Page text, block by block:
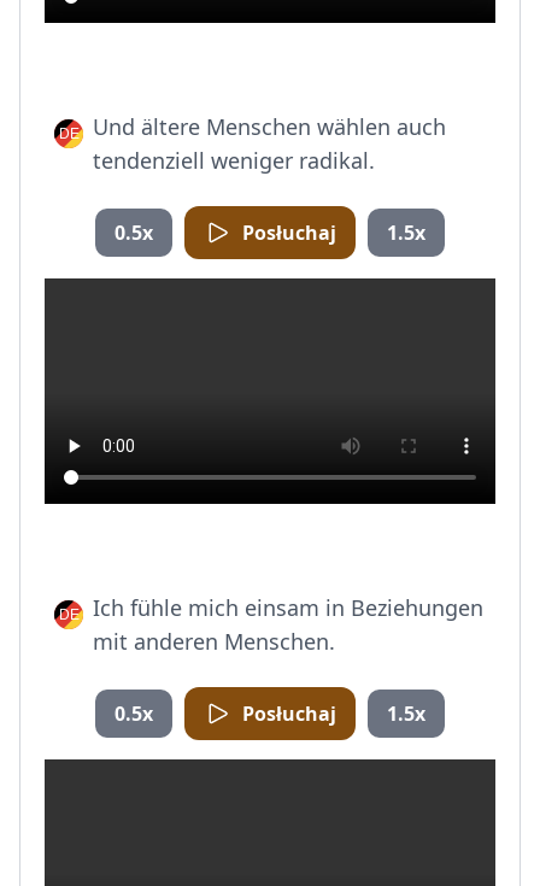
Und ältere Menschen wählen auch
tendenziell weniger radikal.
0.5x Posłuchaj 1.5x
Ich fühle mich einsam in Beziehungen
mit anderen Menschen.
0.5x Posłuchaj 1.5x